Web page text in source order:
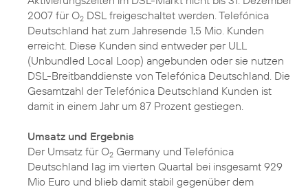
2007 für O2 DSL freigeschaltet werden. Telefónica
Deutschland hat zum Jahresende 1,5 Mio. Kunden
erreicht. Diese Kunden sind entweder per ULL
(Unbundled Local Loop) angebunden oder sie nutzen
DSL-Breitbanddienste von Telefónica Deutschland. Die
Gesamtzahl der Telefónica Deutschland Kunden ist
damit in einem Jahr um 87 Prozent gestiegen.
Umsatz und Ergebnis
Der Umsatz für O2 Germany und Telefónica
Deutschland lag im vierten Quartal bei insgesamt 929
Mio Euro und blieb damit stabil gegenüber dem